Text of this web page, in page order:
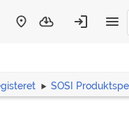
SOSI